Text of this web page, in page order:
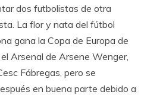
dos futbolistas de otra
La flor y nata del fútbol
gana la Copa de Europa de
Arsenal de Arsene Wenger,
Fábregas, pero se
en buena parte debido a